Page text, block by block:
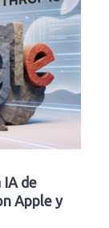
IA de
Apple y